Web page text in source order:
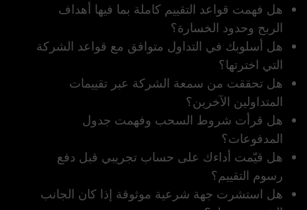
هل فهمت قواعد التقييم كاملة بما فيها أهداف
الربح وحدود الخسارة؟
هل أسلوبك في التداول متوافق مع قواعد الشركة
التي اخترتها؟
هل تحققت من سمعة الشركة عبر تقييمات
المتداولين الآخرين؟
هل قرأت شروط السحب وفهمت جدول
المدفوعات؟
هل قيّمت أداءك على حساب تجريبي قبل دفع
رسوم التقييم؟
هل استشرت جهة شرعية موثوقة إذا كان الجانب